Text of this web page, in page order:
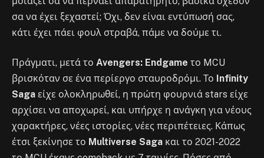
σα να έχει ξεχαστεί; Όχι, δεν είναι εντύπωσή σας,
κάτι έχει πάει φουλ στραβά, πάμε να δούμε τι.
Πράγματι, μετά το Avengers: Endgame το MCU
βρισκόταν σε ένα περίεργο σταυροδρόμι. Το Infinity
Saga είχε ολοκληρωθεί, η πρώτη φουρνιά stars είχε
αρχίσει να αποχωρεί, και υπήρχε η ανάγκη για νέους
χαρακτήρες, νέες ιστορίες, νέες περιπέτειες. Κάπως
έτσι ξεκίνησε το Multiverse Saga και το 2021-2022